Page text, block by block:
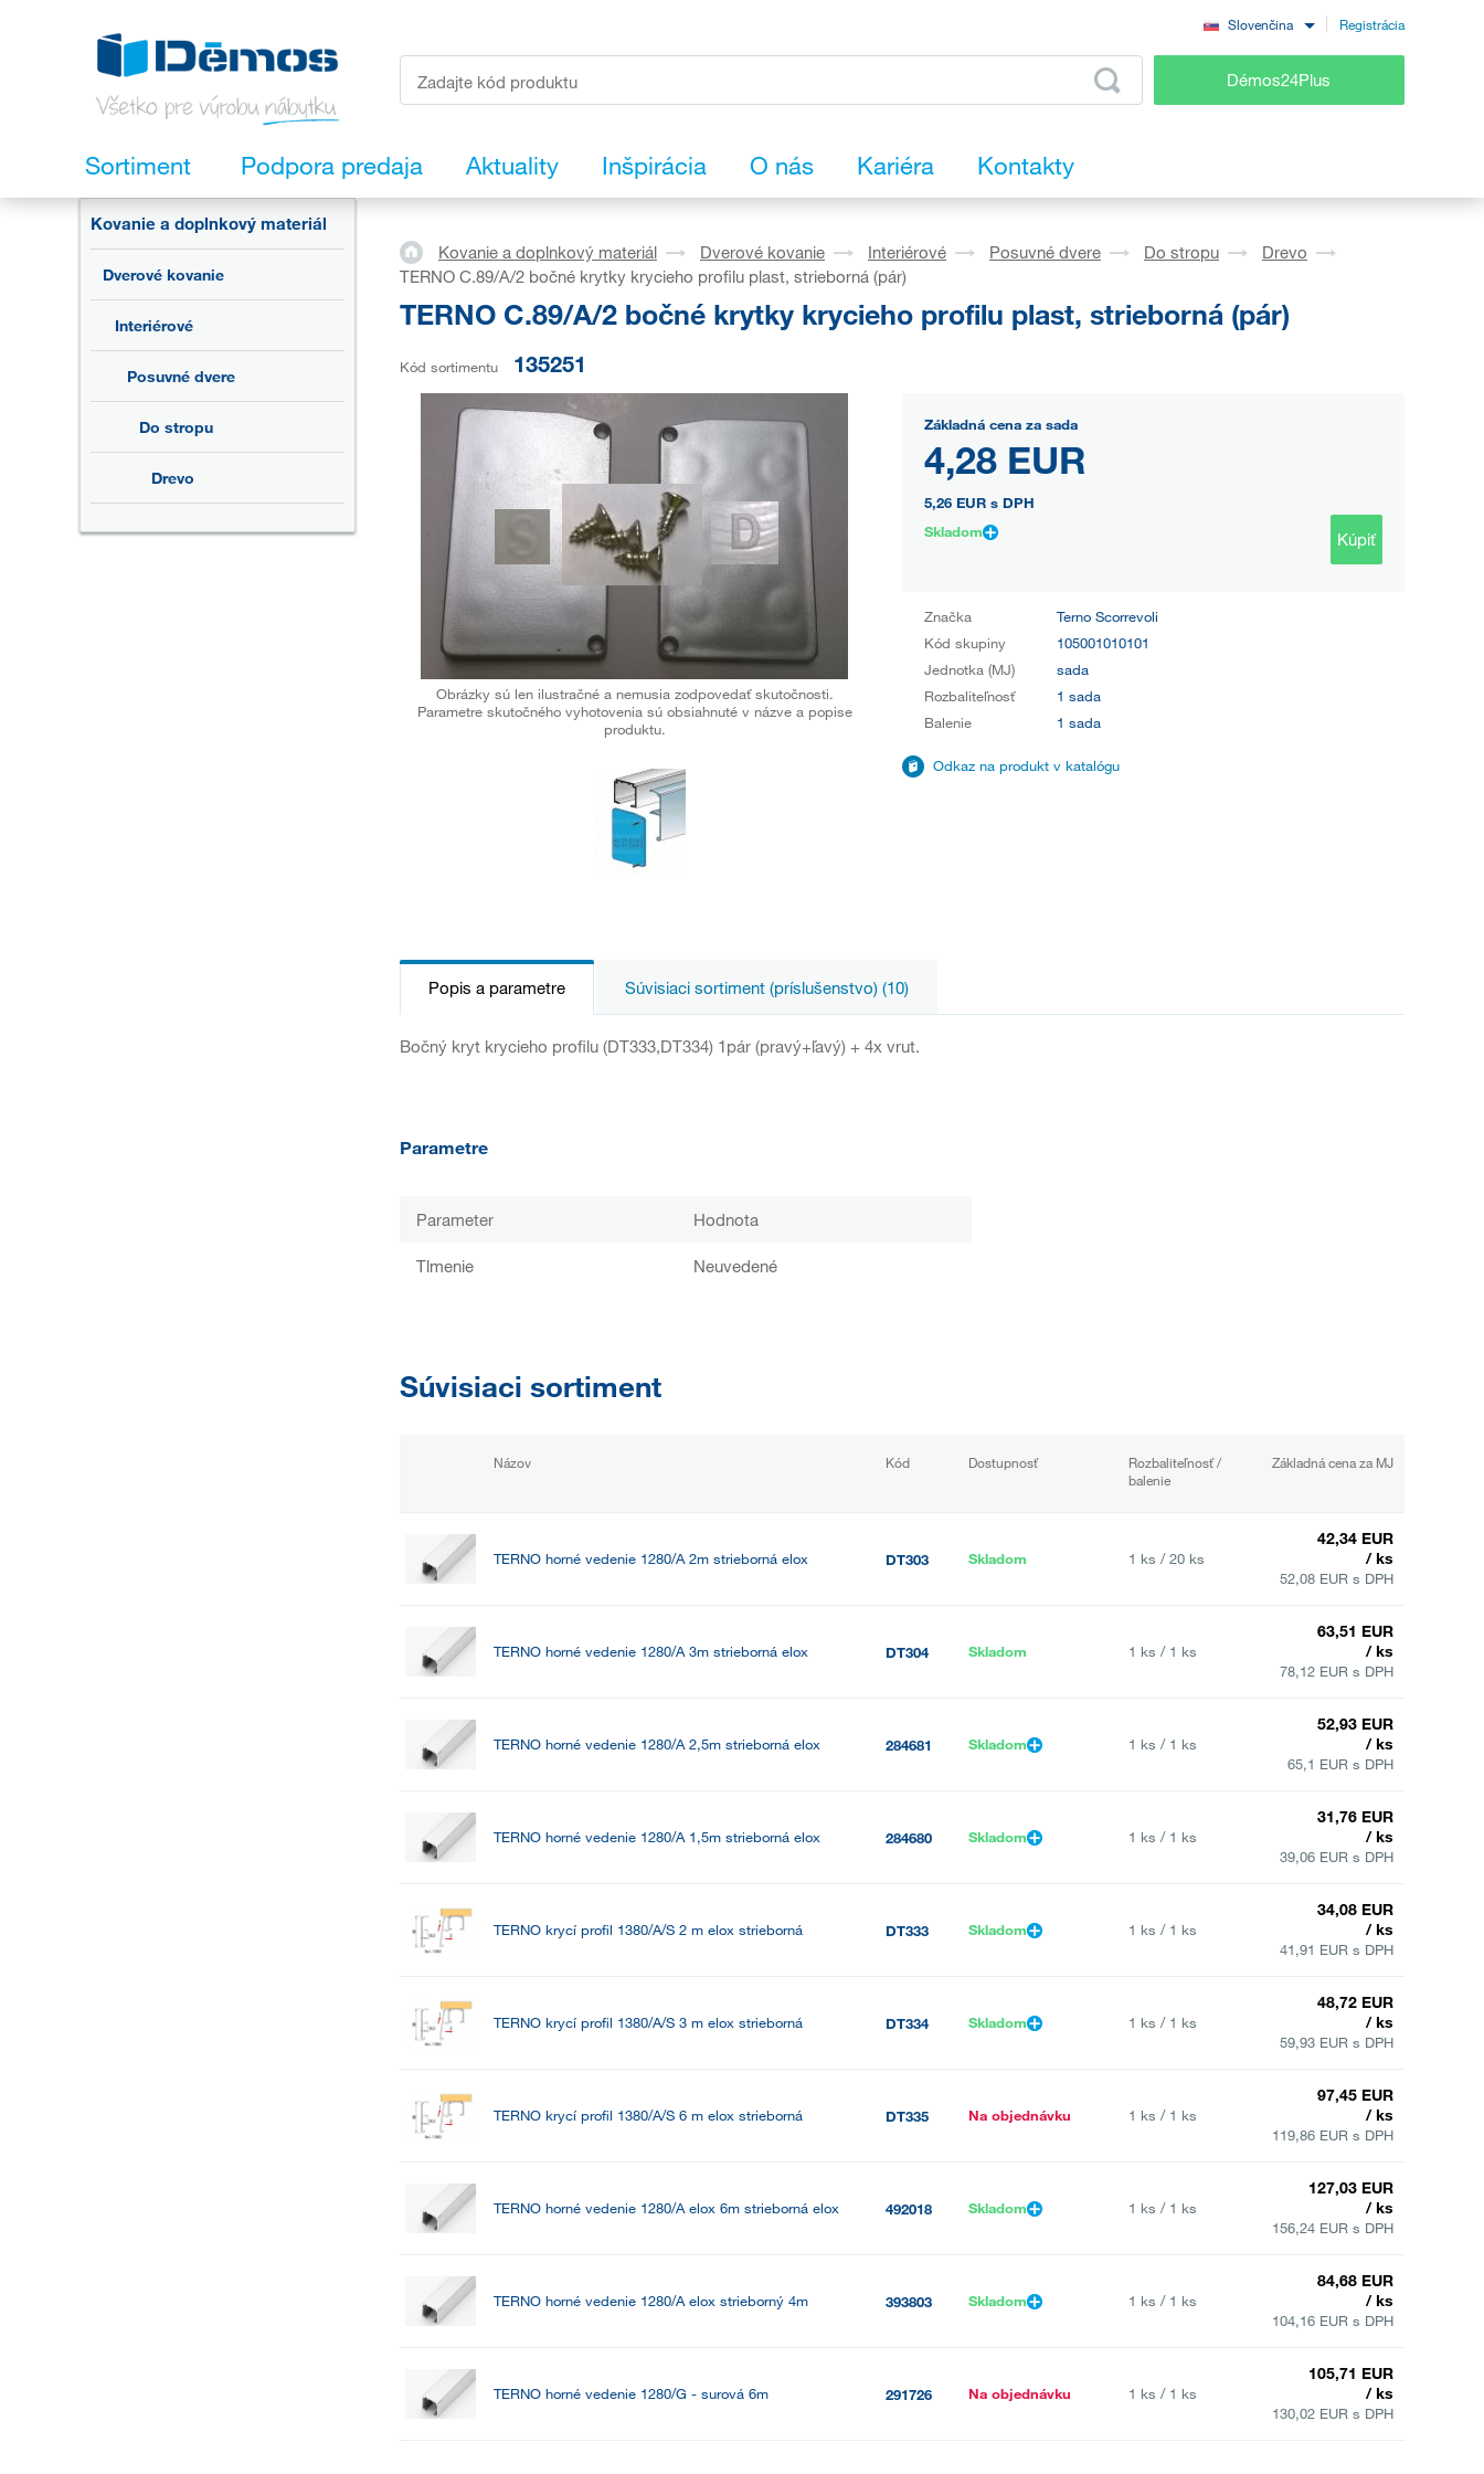
Slovenčina Registrácia
Démos24Plus
Sortiment Podpora predaja Aktuality Inšpirácia O nás Kariéra Kontakty
Kovanie a doplnkový materiál
Dverové kovanie
Interiérové
Posuvné dvere
Do stropu
Drevo
Kovanie a doplnkový materiál Dverové kovanie Interiérové Posuvné dvere Do stropu
Drevo
TERNO C.89/A/2 bočné krytky krycieho profilu plast, strieborná (pár)
TERNO C.89/A/2 bočné krytky krycieho profilu plast, strieborná (pár)
Kód sortimentu 135251
Obrázky sú len ilustračné a nemusia zodpovedať skutočnosti.
Parametre skutočného vyhotovenia sú obsiahnuté v názve a popise
produktu.
Základná cena za sada
4,28 EUR
5,26 EUR s DPH
Skladom
Kúpiť
Značka
Terno Scorrevoli
Kód skupiny
105001010101
Jednotka (MJ)
sada
Rozbaliteľnosť
1 sada
Balenie
1 sada
Odkaz na produkt v katalógu
Popis a parametre Súvisiaci sortiment (príslušenstvo) (10)
Bočný kryt krycieho profilu (DT333,DT334) 1pár (pravý+ľavý) + 4x vrut.
Parametre
Parameter Hodnota
Tlmenie Neuvedené
Súvisiaci sortiment
Názov Kód Dostupnosť
Rozbaliteľnosť /
balenie
Základná cena za MJ
TERNO horné vedenie 1280/A 2m strieborná elox DT303 Skladom 1 ks / 20 ks
42,34 EUR
/ ks
52,08 EUR s DPH
TERNO horné vedenie 1280/A 3m strieborná elox DT304 Skladom 1 ks / 1 ks
63,51 EUR
/ ks
78,12 EUR s DPH
TERNO horné vedenie 1280/A 2,5m strieborná elox 284681 Skladom 1 ks / 1 ks
52,93 EUR
/ ks
65,1 EUR s DPH
TERNO horné vedenie 1280/A 1,5m strieborná elox 284680 Skladom 1 ks / 1 ks
31,76 EUR
/ ks
39,06 EUR s DPH
TERNO krycí profil 1380/A/S 2 m elox strieborná DT333 Skladom 1 ks / 1 ks
34,08 EUR
/ ks
41,91 EUR s DPH
TERNO krycí profil 1380/A/S 3 m elox strieborná DT334 Skladom 1 ks / 1 ks
48,72 EUR
/ ks
59,93 EUR s DPH
TERNO krycí profil 1380/A/S 6 m elox strieborná DT335 Na objednávku 1 ks / 1 ks
97,45 EUR
/ ks
119,86 EUR s DPH
TERNO horné vedenie 1280/A elox 6m strieborná elox 492018 Skladom 1 ks / 1 ks
127,03 EUR
/ ks
156,24 EUR s DPH
TERNO horné vedenie 1280/A elox strieborný 4m 393803 Skladom 1 ks / 1 ks
84,68 EUR
/ ks
104,16 EUR s DPH
TERNO horné vedenie 1280/G - surová 6m 291726 Na objednávku 1 ks / 1 ks
105,71 EUR
/ ks
130,02 EUR s DPH